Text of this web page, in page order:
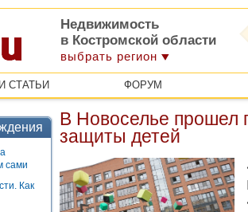
Недвижимость
в Костромской области
выбрать регион
СТАТЬИ ФОРУМ
сами
Как
В Новоселье прошел
защиты детей